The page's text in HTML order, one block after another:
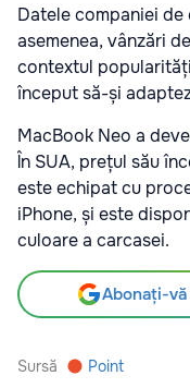
Datele companiei
asemenea, vânzări
contextul
început să-și
MacBook Neo a
În SUA, prețul său
este echipat cu
iPhone, și este
culoare a carcasei.
Abonați-
Sursă Point